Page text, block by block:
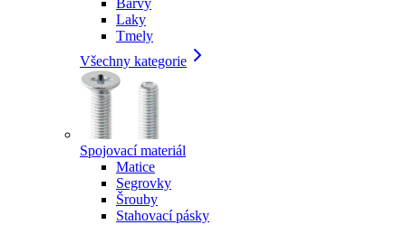
Barvy
Laky
Tmely
Všechny kategorie
Spojovací materiál
Matice
Segrovky
Šrouby
Stahovací pásky